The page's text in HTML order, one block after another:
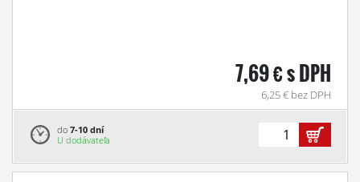
7,69 € s DPH
6,25 € bez DPH
do 7-10 dní
U dodávateľa